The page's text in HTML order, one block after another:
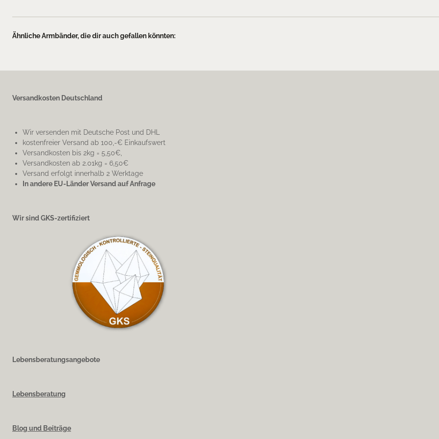
Ähnliche Armbänder, die dir auch gefallen könnten:
Versandkosten Deutschland
Wir versenden mit Deutsche Post und DHL
kostenfreier Versand ab 100,-€ Einkaufswert
Versandkosten bis 2kg = 5,50€,
Versandkosten ab 2.01kg = 6,50€
Versand erfolgt innerhalb 2 Werktage
In andere EU-Länder Versand auf Anfrage
Wir sind GKS-zertifiziert
Lebensberatungsangebote
Lebensberatung
Blog und Beiträge